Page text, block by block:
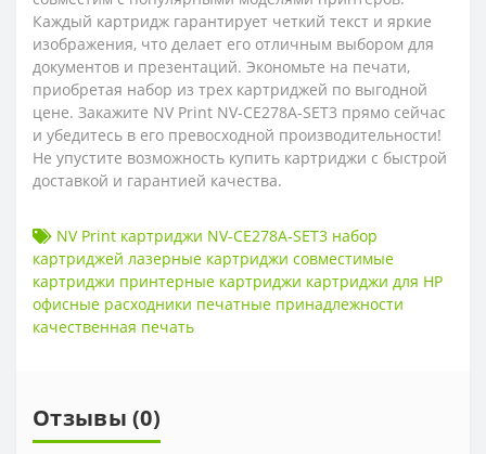
Каждый картридж гарантирует четкий текст и яркие
изображения, что делает его отличным выбором для
документов и презентаций. Экономьте на печати,
приобретая набор из трех картриджей по выгодной
цене. Закажите NV Print NV-CE278A-SET3 прямо сейчас
и убедитесь в его превосходной производительности!
Не упустите возможность купить картриджи с быстрой
доставкой и гарантией качества.
NV Print картриджи NV-CE278A-SET3 набор
картриджей лазерные картриджи совместимые
картриджи принтерные картриджи картриджи для HP
офисные расходники печатные принадлежности
качественная печать
Отзывы (0)